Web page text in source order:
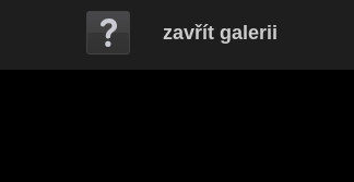
zavřít galerii